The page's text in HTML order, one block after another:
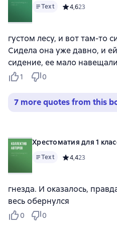
Text Средний рейтинг
4,623
густом лесу, и вот там-то
Сидела она уже давно, и
сидение, ее мало навещали
1 0
7 more quotes from this
Хрестоматия для 1
Text Средний рейтинг
4,423
гнезда. И оказалось,
весь обернулся
0 0